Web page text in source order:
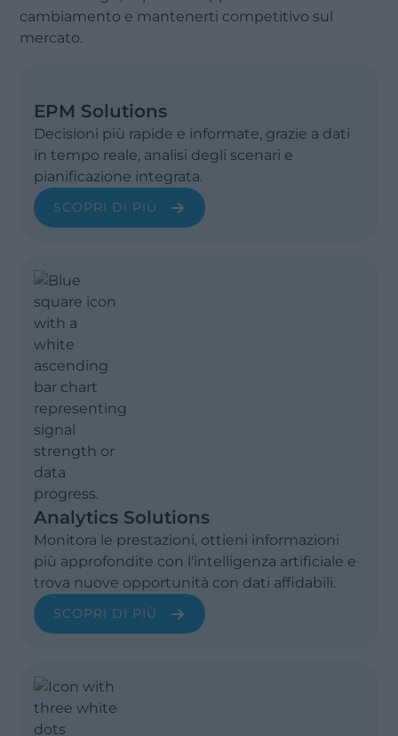
cambiamento e mantenerti competitivo sul
mercato.
EPM Solutions
Decisioni più rapide e informate, grazie a dati
in tempo reale, analisi degli scenari e
pianificazione integrata.
SCOPRI DI PIÙ
Analytics Solutions
Monitora le prestazioni, ottieni informazioni
più approfondite con l'intelligenza artificiale e
trova nuove opportunità con dati affidabili.
SCOPRI DI PIÙ